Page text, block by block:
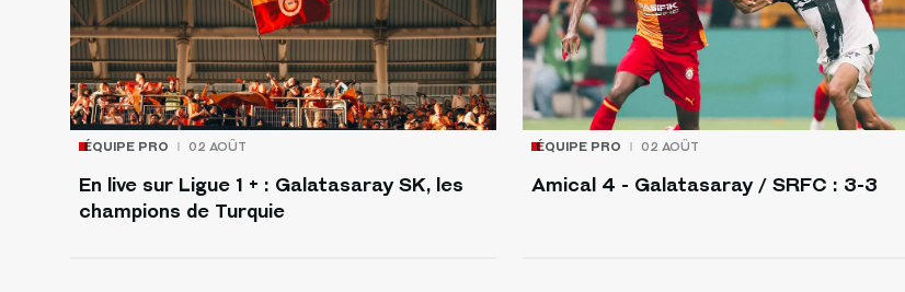
ÉQUIPE PRO 02 AOÛT
En live sur Ligue 1 + : Galatasaray SK, les
champions de Turquie
ÉQUIPE PRO 02 AOÛT
Amical 4 - Galatasaray / SRFC : 3-3